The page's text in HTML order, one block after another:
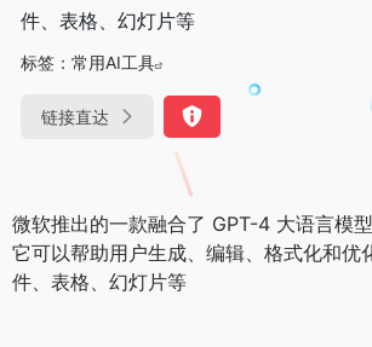
件、表格、幻灯片等
标签： 常用AI工具
链接直达
微软推出的一款融合了 GPT-4 大语言模
它可以帮助用户生成、编辑、格式化和优
件、表格、幻灯片等